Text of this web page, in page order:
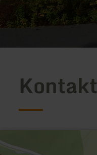
Kontakt